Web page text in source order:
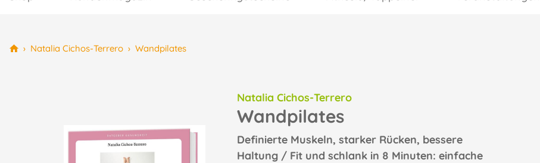
› Natalia Cichos-Terrero › Wandpilates
Natalia Cichos-Terrero
Wandpilates
Definierte Muskeln, starker Rücken, bessere
Haltung / Fit und schlank in 8 Minuten: einfache